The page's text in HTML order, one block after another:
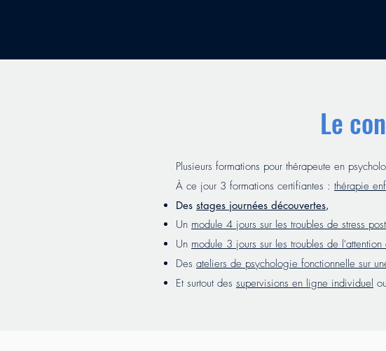
Le
Plusieurs formations pour thérapeute en
À ce jour 3 formations certifiantes : thérapie
Des stages journées découvertes,
Un module 4 jours sur les troubles de stress
Un module 3 jours sur les troubles de
Des ateliers de psychologie fonctionnelle sur
Et surtout des supervisions en ligne individuel ou